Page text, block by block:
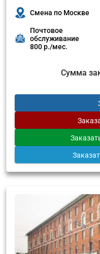
Смена по Москве
Почтовое
обслуживание
800 р./мес.
Сумма